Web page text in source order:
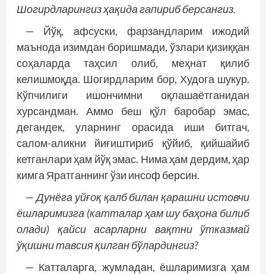
Шогирдларингиз ҳақида гапириб берсангиз.
— Йўқ, афсуски, фарзандларим ижодий
маънода изимдан боришмади, ўзлари қизиққан
соҳаларда таҳсил олиб, меҳнат қилиб
келишмоқда. Шогирдларим бор, Худога шукур.
Кўпчилиги ишончимни оқлашаётганидан
хурсанд­ман. Аммо беш қўл баробар эмас,
дегандек, уларнинг орасида иши битгач,
салом-аликни йиғиштириб қўйиб, қийшайиб
кетганлари ҳам йўқ эмас. Нима ҳам дердим, ҳар
кимга Яратганнинг ўзи инсоф берсин.
— Дунёга уйғоқ қалб билан қарашни истовчи
ёшларимизга (катталар ҳам шу баҳона билиб
олади) қайси асарларни вақтни ўтказмай
ўқишни тавсия қилган бўлардингиз?
— Катталарга, жумладан, ёшларимизга ҳам